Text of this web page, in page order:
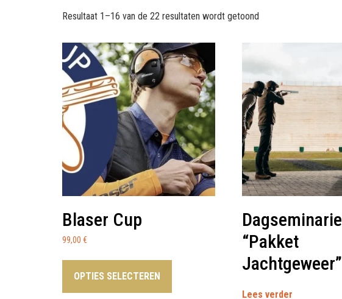
Resultaat 1–16 van de 22 resultaten wordt getoond
Blaser Cup
99,00 €
OPTIES SELECTEREN
Dagseminarie
“Pakket
Jachtgeweer”
Lees verder